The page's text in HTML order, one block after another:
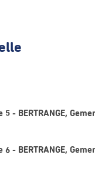
- BERTRANGE,
- BERTRANGE,